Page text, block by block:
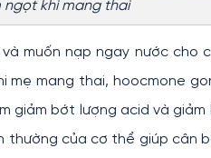
ngọt khi mang thai
muốn nạp ngay nước cho
mẹ mang thai, hoocmone
giảm bớt lượng acid và
thường của cơ thể giúp cân